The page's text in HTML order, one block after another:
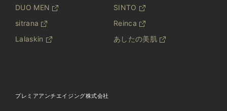
DUO MEN
SINTO
sitrana
Reinca
Lalaskin
あしたの美肌
プレミアアンチエイジング株式会社